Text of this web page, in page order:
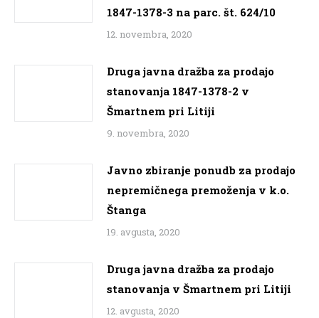
1847-1378-3 na parc. št. 624/10
12. novembra, 2020
Druga javna dražba za prodajo
stanovanja 1847-1378-2 v
Šmartnem pri Litiji
9. novembra, 2020
Javno zbiranje ponudb za prodajo
nepremičnega premoženja v k.o.
Štanga
19. avgusta, 2020
Druga javna dražba za prodajo
stanovanja v Šmartnem pri Litiji
12. avgusta, 2020